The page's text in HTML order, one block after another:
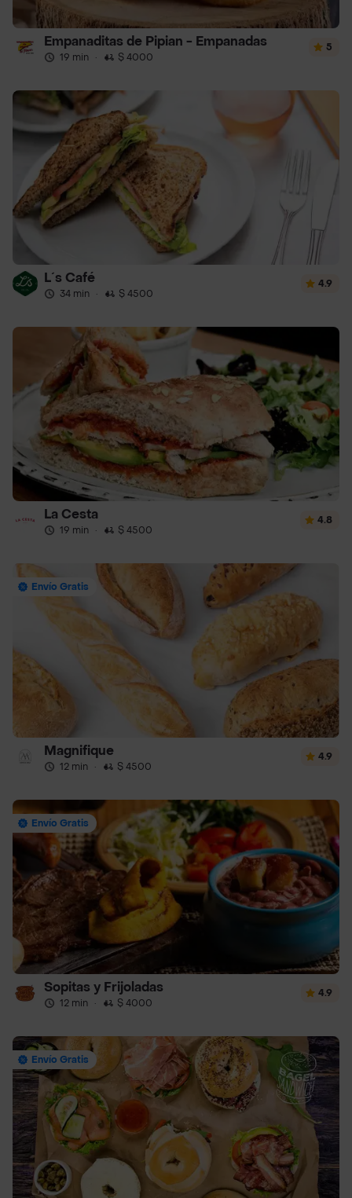
Empanaditas de Pipian - Empanadas
19 min · $ 4000
5
L´s Café
34 min · $ 4500
4.9
La Cesta
19 min · $ 4500
4.8
Envío Gratis
Magnifique
12 min · $ 4500
4.9
Envío Gratis
Sopitas y Frijoladas
12 min · $ 4000
4.9
Envío Gratis